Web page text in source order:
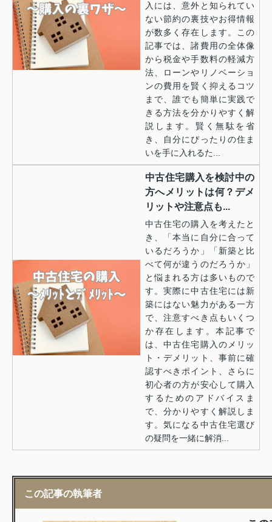
入には、意外と知られてい
ない節約の裏技やお得情報
が数多く存在します。この
記事では、諸費用の全体像
から税金や手数料の軽減方
法、ローンやリノベーショ
ンの費用を賢く抑えるコツ
まで、誰でも簡単に実践で
きる方法を分かりやすく解
説します。賢く無駄を省
き、自分にぴったりの住ま
いを手に入れるた...
中古住宅購入を検討中の
方へメリットは何？デメ
リットや注意点も...
中古住宅の購入を考えたと
き、「本当に自分に合って
いるだろうか」「新築と比
べて何が違うのだろうか」
と悩まれる方は多いもので
す。実際に中古住宅には新
築にはない魅力がある一方
で、注意すべき点もいくつ
か存在します。本記事で
は、中古住宅購入のメリッ
ト・デメリット、事前に確
認すべきポイント、さらに
初心者の方が安心して購入
するためのアドバイスま
で、分かりやすく解説しま
す。気になる中古住宅選び
の疑問を一緒に解消...
この記事の執筆者